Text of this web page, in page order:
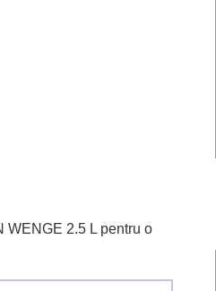
WENGE 2.5 L pentru o